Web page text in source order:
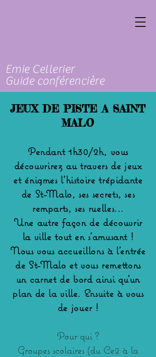
Emie Cellerier
Guide conférencière
JEUX DE PISTE A SAINT
MALO
Pendant 1h30/2h, vous
découvrirez au travers de jeux
et énigmes l'histoire trépidante
de St-Malo, ses secrets, ses
remparts, ses ruelles...
Une autre façon de découvrir
la ville tout en s'amusant !
Nous vous accueillons à l'entrée
de St-Malo et vous remettons
un carnet de bord ainsi qu'un
plan de la ville. Ensuite à vous
de jouer !
Pour qui ?
Groupes scolaires (du Ce2 à la